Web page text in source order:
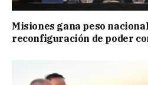
Misiones gana peso
reconfiguración de poder